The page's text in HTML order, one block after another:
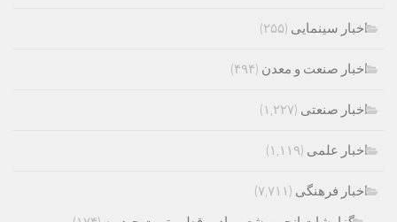
اخبار سینمایی (۲۵۵)
اخبار صنعت و معدن (۴۹۴)
اخبار صنعتی (۱,۲۲۷)
اخبار علمی (۱,۱۱۹)
اخبار فرهنگی (۷,۷۱۱)